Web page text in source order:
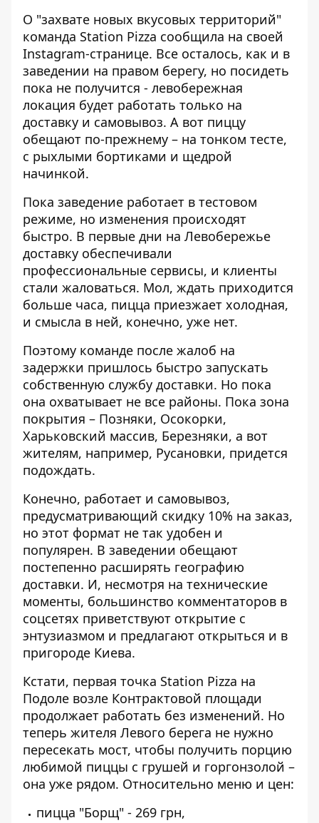
О "захвате новых вкусовых территорий"
команда Station Pizza сообщила на своей
Instagram-странице. Все осталось, как и в
заведении на правом берегу, но посидеть
пока не получится - левобережная
локация будет работать только на
доставку и самовывоз. А вот пиццу
обещают по-прежнему – на тонком тесте,
с рыхлыми бортиками и щедрой
начинкой.
Пока заведение работает в тестовом
режиме, но изменения происходят
быстро. В первые дни на Левобережье
доставку обеспечивали
профессиональные сервисы, и клиенты
стали жаловаться. Мол, ждать приходится
больше часа, пицца приезжает холодная,
и смысла в ней, конечно, уже нет.
Поэтому команде после жалоб на
задержки пришлось быстро запускать
собственную службу доставки. Но пока
она охватывает не все районы. Пока зона
покрытия – Позняки, Осокорки,
Харьковский массив, Березняки, а вот
жителям, например, Русановки, придется
подождать.
Конечно, работает и самовывоз,
предусматривающий скидку 10% на заказ,
но этот формат не так удобен и
популярен. В заведении обещают
постепенно расширять географию
доставки. И, несмотря на технические
моменты, большинство комментаторов в
соцсетях приветствуют открытие с
энтузиазмом и предлагают открыться и в
пригороде Киева.
Кстати, первая точка Station Pizza на
Подоле возле Контрактовой площади
продолжает работать без изменений. Но
теперь жителя Левого берега не нужно
пересекать мост, чтобы получить порцию
любимой пиццы с грушей и горгонзолой –
она уже рядом. Относительно меню и цен:
пицца "Борщ" - 269 грн,